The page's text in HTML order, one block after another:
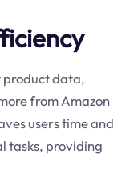
product data,
from Amazon
users time and
tasks, providing